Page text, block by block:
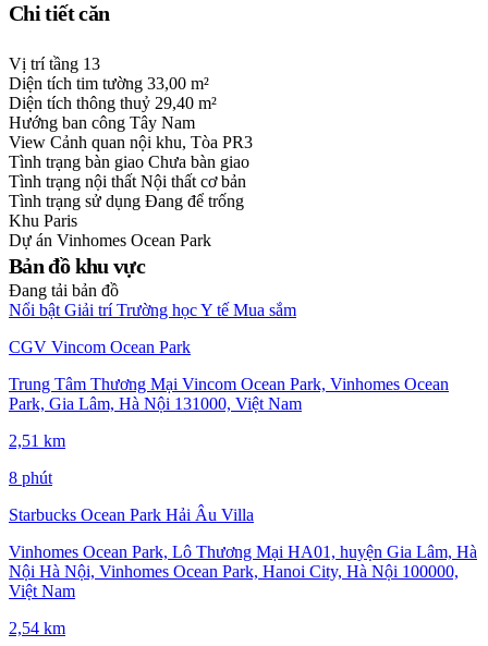
Chi tiết căn
Vị trí tầng 13
Diện tích tim tường 33,00 m²
Diện tích thông thuỷ 29,40 m²
Hướng ban công Tây Nam
View Cảnh quan nội khu, Tòa PR3
Tình trạng bàn giao Chưa bàn giao
Tình trạng nội thất Nội thất cơ bản
Tình trạng sử dụng Đang để trống
Khu Paris
Dự án Vinhomes Ocean Park
Bản đồ khu vực
Đang tải bản đồ
Nổi bật Giải trí Trường họcY tế Mua sắm
CGV Vincom Ocean Park
Trung Tâm Thương Mại Vincom Ocean Park, Vinhomes Ocean
Park, Gia Lâm, Hà Nội 131000, Việt Nam
2,51 km
8 phút
Starbucks Ocean Park Hải Âu Villa
Vinhomes Ocean Park, Lô Thương Mại HA01, huyện Gia Lâm, Hà
Nội Hà Nội, Vinhomes Ocean Park, Hanoi City, Hà Nội 100000,
Việt Nam
2,54 km